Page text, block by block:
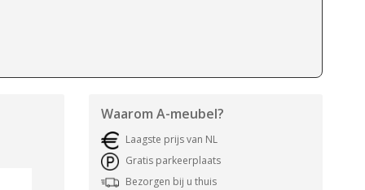
Waarom A-meubel?
Laagste prijs van NL
Gratis parkeerplaats
Bezorgen bij u thuis